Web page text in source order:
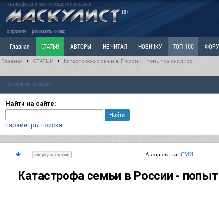
маносфера и место общения мужчин
18+
о проекте рассказать о нас
Главная СТАТЬИ АВТОРЫ НЕ ЧИТАЛ НОВИЧКУ ТОП-100
Ветка: Расстаюсь или Развожусь. САНЧАС
РАЗДЕЛ: Разное
Главная СТАТЬИ Катастрофа семьи в России - попытка анализа
Поиск по форуму
Найти на сайте:
параметры поиска
свернуть статью Автор статьи: СМИ
Катастрофа семьи в России -